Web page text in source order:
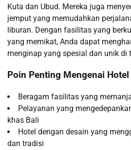
Kuta dan Ubud. Mereka juga
jemput yang memudahkan
liburan. Dengan fasilitas yang
yang memikat, Anda dapat
menginap yang spesial dan unik di
Poin Penting Mengenai
Beragam fasilitas yang
Pelayanan yang
khas Bali
Hotel dengan desain yang
dan tradisi